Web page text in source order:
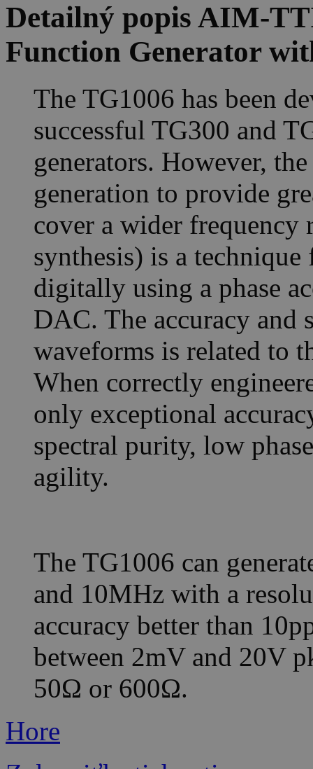
Detailný popis AIM-
Function Generator
The TG1006 has been
successful TG300 and
generators. However,
generation to provide
cover a wider
synthesis) is a
digitally using a phase
DAC. The accuracy
waveforms is related to
When correctly
only exceptional
spectral purity, low
agility.
The TG1006 can
and 10MHz with a
accuracy better than
between 2mV and 20V
50Ω or 600Ω.
Hore